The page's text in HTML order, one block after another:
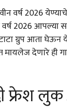
2026
2026 आपल्या
ग्रुप आता घेऊन
देणारे ही
फ्रेश